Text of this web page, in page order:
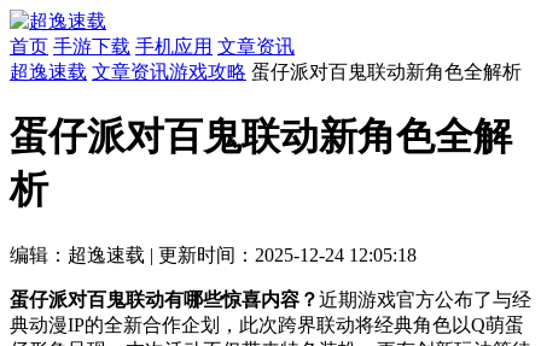
首页 手游下载 手机应用 文章资讯
超逸速载 文章资讯游戏攻略 蛋仔派对百鬼联动新角色全解析
蛋仔派对百鬼联动新角色全解
析
编辑：超逸速载 | 更新时间：2025-12-24 12:05:18
蛋仔派对百鬼联动有哪些惊喜内容？近期游戏官方公布了与经
典动漫IP的全新合作企划，此次跨界联动将经典角色以Q萌蛋